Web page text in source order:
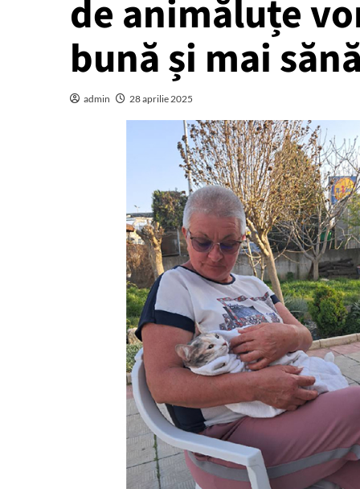
de animăluțe
bună și mai
admin 28 aprilie 2025